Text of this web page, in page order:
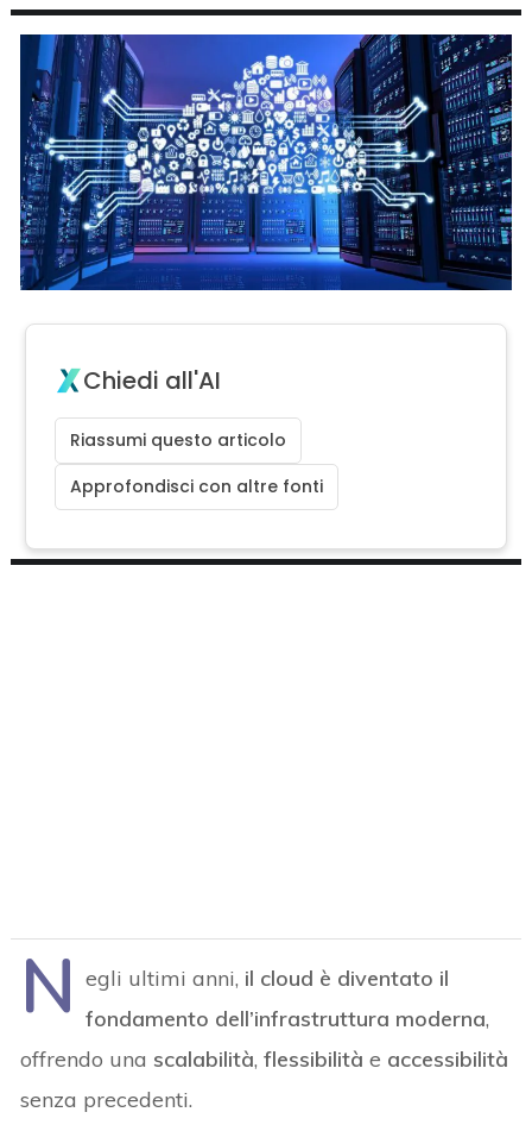
Chiedi all'AI
Riassumi questo articolo
Approfondisci con altre fonti
N egli ultimi anni, il cloud è diventato il
fondamento dell’infrastruttura moderna,
offrendo una scalabilità,flessibilità e accessibilità
senza precedenti.